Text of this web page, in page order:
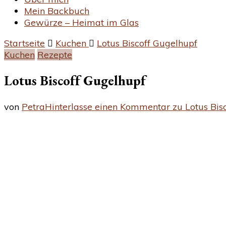
Mein Backbuch
Gewürze – Heimat im Glas
Startseite
Kuchen
Lotus Biscoff Gugelhupf
Kuchen Rezepte
Lotus Biscoff Gugelhupf
von PetraHinterlasse einen Kommentar zu Lotus